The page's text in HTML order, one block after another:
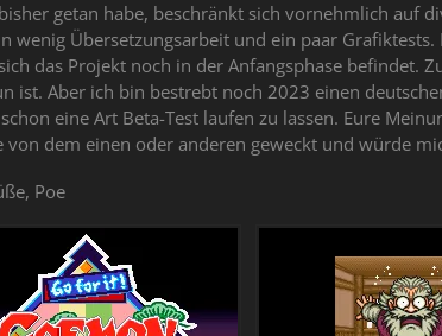
getan habe, beschränkt sich vornehmlich auf
wenig Übersetzungsarbeit und ein paar
das Projekt noch in der Anfangsphase befindet.
ist. Aber ich bin bestrebt noch 2023 einen
eine Art Beta-Test laufen zu lassen. Eure
von dem einen oder anderen geweckt und würde
Poe